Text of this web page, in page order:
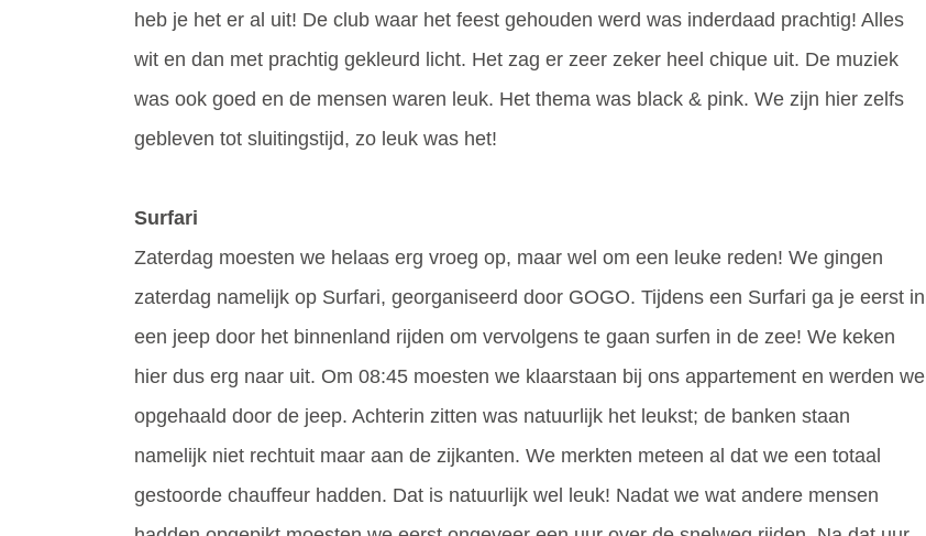
heb je het er al uit! De club waar het feest gehouden werd was inderdaad prachtig! Alles
wit en dan met prachtig gekleurd licht. Het zag er zeer zeker heel chique uit. De muziek
was ook goed en de mensen waren leuk. Het thema was black & pink. We zijn hier zelfs
gebleven tot sluitingstijd, zo leuk was het!
Surfari
Zaterdag moesten we helaas erg vroeg op, maar wel om een leuke reden! We gingen
zaterdag namelijk op Surfari, georganiseerd door GOGO. Tijdens een Surfari ga je eerst in
een jeep door het binnenland rijden om vervolgens te gaan surfen in de zee! We keken
hier dus erg naar uit. Om 08:45 moesten we klaarstaan bij ons appartement en werden we
opgehaald door de jeep. Achterin zitten was natuurlijk het leukst; de banken staan
namelijk niet rechtuit maar aan de zijkanten. We merkten meteen al dat we een totaal
gestoorde chauffeur hadden. Dat is natuurlijk wel leuk! Nadat we wat andere mensen